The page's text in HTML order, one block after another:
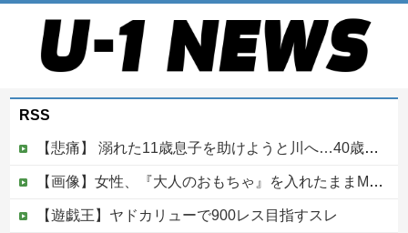
RSS
【悲痛】 溺れた11歳息子を助けようと川へ…40歳父親が死亡 息子は母親が救助 愛知
【画像】女性、『大人のおもちゃ』を入れたままMRI検査を受けた結果 →
【遊戯王】ヤドカリューで900レス目指すスレ